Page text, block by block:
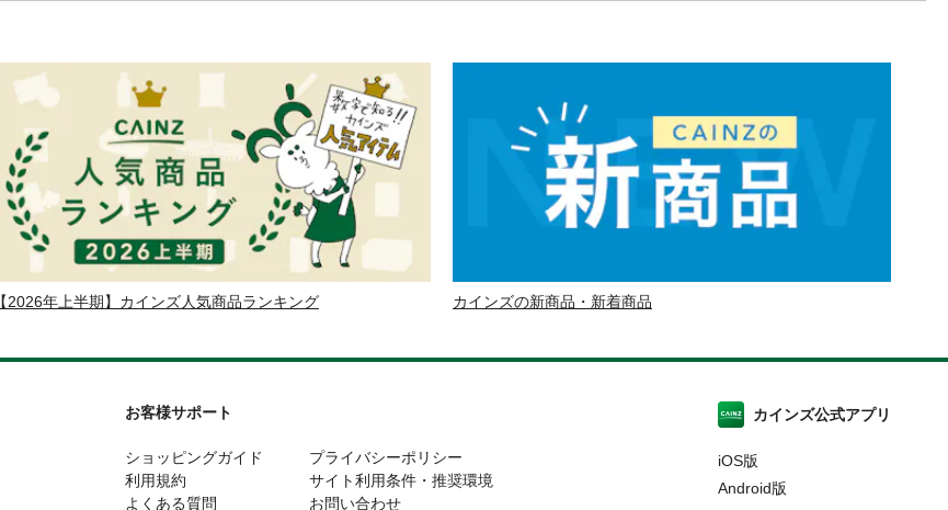
【2026年上半期】カインズ人気商品ランキング カインズの新商品・新着商品
お客様サポート
ショッピングガイド
利用規約
よくある質問
プライバシーポリシー
サイト利用条件・推奨環境
お問い合わせ
カインズ公式アプリ
iOS版
Android版